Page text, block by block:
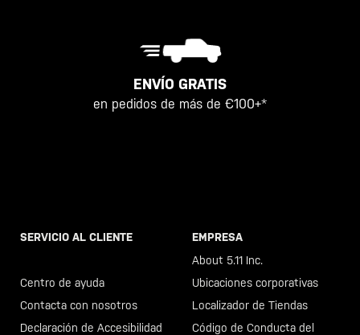
ENVÍO GRATIS
en pedidos de más de €100+*
SERVICIO AL CLIENTE
Centro de ayuda
Contacta con nosotros
Declaración de Accesibilidad
EMPRESA
About 5.11 Inc.
Ubicaciones corporativas
Localizador de Tiendas
Código de Conducta del